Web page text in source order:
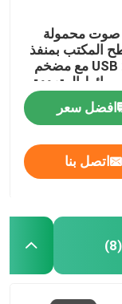
صوت محمولة
المكتب بمنفذ
USB 2.0 Hifi مع مضخم
المتعددة
افضل سعر
اتصل بنا
(8)